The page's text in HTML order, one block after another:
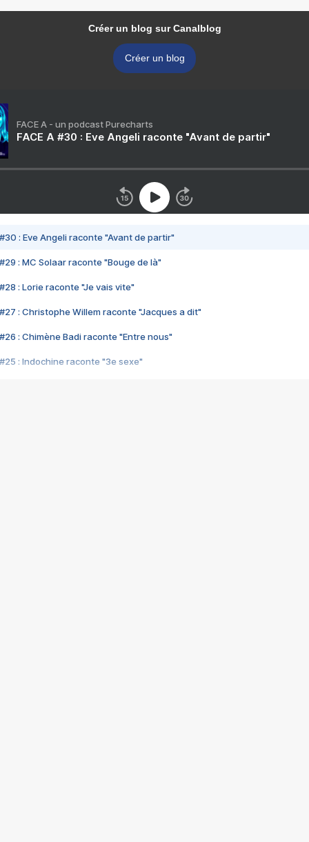
Créer un blog sur Canalblog
Créer un blog
FACE A - un podcast Purecharts
FACE A #30 : Eve Angeli raconte "Avant de partir"
#30 : Eve Angeli raconte "Avant de partir"
#29 : MC Solaar raconte "Bouge de là"
#28 : Lorie raconte "Je vais vite"
#27 : Christophe Willem raconte "Jacques a dit"
#26 : Chimène Badi raconte "Entre nous"
#25 : Indochine raconte "3e sexe"